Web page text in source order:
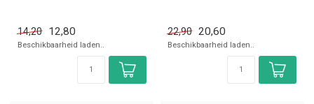
14,20 12,80
Beschikbaarheid laden..
22,90 20,60
Beschikbaarheid laden..